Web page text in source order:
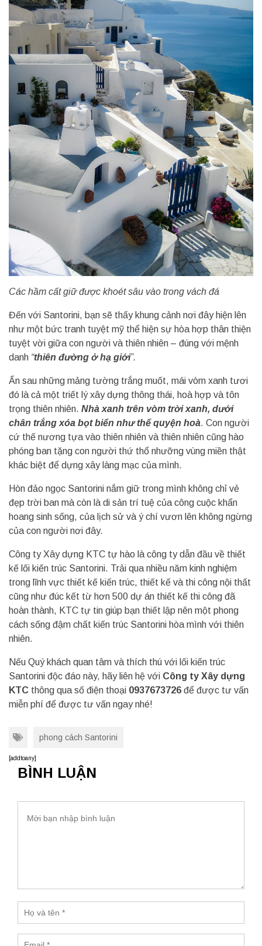
Các hầm cất giữ được khoét sâu vào trong vách đá
Đến với Santorini, bạn sẽ thấy khung cảnh nơi đây hiện lên
như một bức tranh tuyệt mỹ thể hiện sự hòa hợp thân thiện
tuyệt vời giữa con người và thiên nhiên – đúng với mệnh
danh “thiên đường ở hạ giới”.
Ẩn sau những mảng tường trắng muốt, mái vòm xanh tươi
đó là cả một triết lý xây dựng thông thái, hoà hợp và tôn
trọng thiên nhiên. Nhà xanh trên vòm trời xanh, dưới
chân trắng xóa bọt biển như thể quyện hoà. Con người
cứ thế nương tựa vào thiên nhiên và thiên nhiên cũng hào
phóng ban tặng con người thứ thổ nhưỡng vùng miền thật
khác biệt để dựng xây làng mạc của mình.
Hòn đảo ngọc Santorini nắm giữ trong mình không chỉ vẻ
đẹp trời ban mà còn là di sản trí tuệ của công cuộc khẩn
hoang sinh sống, của lịch sử và ý chí vươn lên không ngừng
của con người nơi đây.
Công ty Xây dựng KTC tự hào là công ty dẫn đầu về thiết
kế lối kiến trúc Santorini. Trải qua nhiều năm kinh nghiệm
trong lĩnh vực thiết kế kiến trúc, thiết kế và thi công nội thất
cũng như đúc kết từ hơn 500 dự án thiết kế thi công đã
hoàn thành, KTC tự tin giúp bạn thiết lập nên một phong
cách sống đậm chất kiến trúc Santorini hòa mình với thiên
nhiên.
Nếu Quý khách quan tâm và thích thú với lối kiến trúc
Santorini độc đáo này, hãy liên hệ với Công ty Xây dựng
KTC thông qua số điện thoại 0937673726 để được tư vấn
miễn phí để được tư vấn ngay nhé!
phong cách Santorini
[addtoany]
BÌNH LUẬN